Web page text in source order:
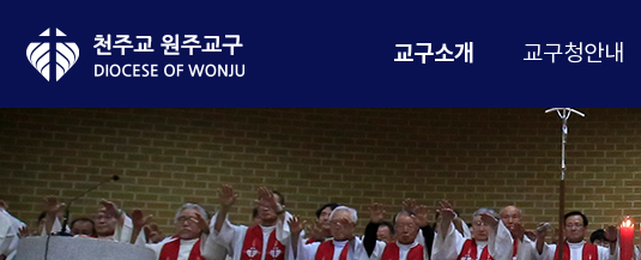
교구소개 교구청안내